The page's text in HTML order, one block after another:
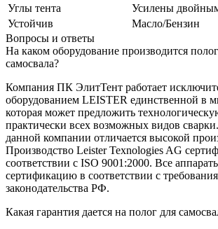
Углы тента
Усилены
Устойчив
Масло/Бензин
Вопросы и ответы
На каком оборудование производится
самосвала?
Компания ПК ЭлитТент работает
оборудованием LEISTER единственной в
которая может предложить
практически всех возможных видов
данной компании отличается высокой
Производство Leister Texnologies AG
соответствии с ISO 9001:2000. Все
сертификацию в соответствии с
законодательства РФ.
Какая гарантия дается на полог для